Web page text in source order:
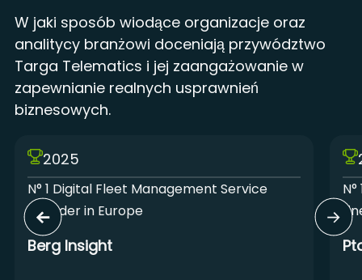
W jaki sposób wiodące organizacje oraz
analitycy branżowi doceniają przywództwo
Targa Telematics i jej zaangażowanie w
zapewnianie realnych usprawnień
biznesowych.
2025
N° 1 Digital Fleet Management Service
Provider in Europe
Berg Insight